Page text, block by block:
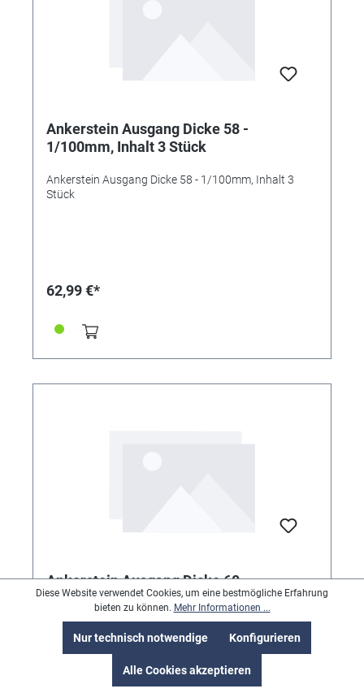
Ankerstein Ausgang Dicke 58 -
1/100mm, Inhalt 3 Stück
Ankerstein Ausgang Dicke 58 - 1/100mm, Inhalt 3
Stück
62,99 €*
Ankerstein Ausgang Dicke 60 -
1/100mm, Inhalt 3 Stück
Ankerstein Ausgang Dicke 60 - 1/100mm, Inhalt 3
Stück
Diese Website verwendet Cookies, um eine bestmögliche Erfahrung
bieten zu können. Mehr Informationen ...
Nur technisch notwendige Konfigurieren
Alle Cookies akzeptieren